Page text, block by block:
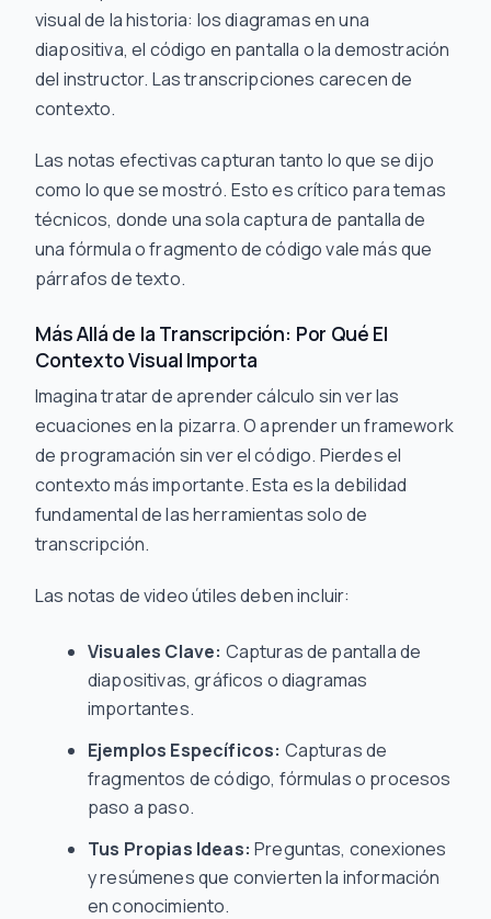
visual de la historia: los diagramas en una
diapositiva, el código en pantalla o la demostración
del instructor. Las transcripciones carecen de
contexto.
Las notas efectivas capturan tanto lo que se dijo
como lo que se mostró. Esto es crítico para temas
técnicos, donde una sola captura de pantalla de
una fórmula o fragmento de código vale más que
párrafos de texto.
Más Allá de la Transcripción: Por Qué El
Contexto Visual Importa
Imagina tratar de aprender cálculo sin ver las
ecuaciones en la pizarra. O aprender un framework
de programación sin ver el código. Pierdes el
contexto más importante. Esta es la debilidad
fundamental de las herramientas solo de
transcripción.
Las notas de video útiles deben incluir:
Visuales Clave: Capturas de pantalla de
diapositivas, gráficos o diagramas
importantes.
Ejemplos Específicos: Capturas de
fragmentos de código, fórmulas o procesos
paso a paso.
Tus Propias Ideas: Preguntas, conexiones
y resúmenes que convierten la información
en conocimiento.